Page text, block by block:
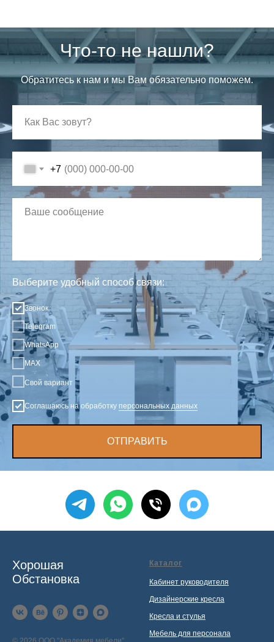
Что-то не нашли?
Обратитесь к нам и мы Вам обязательно поможем.
+7
Выберите удобный способ связи:
Звонок
Telegram
WhatsApp
MAX
Свой вариант
Соглашаюсь на обработку персональных данных
ОТПРАВИТЬ
Хорошая
Обстановка
Каталог
Кабинет руководителя
Дизайнерские кресла
Кресла и стулья
Мебель для персонала